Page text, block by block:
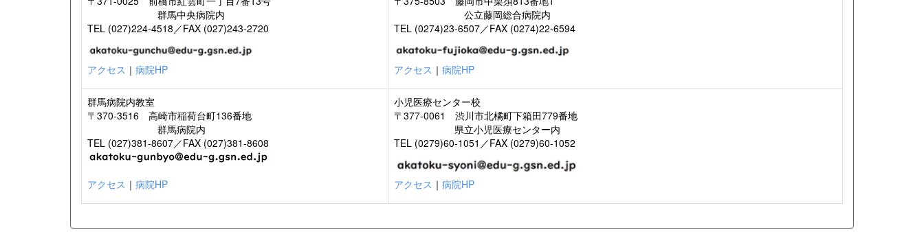
群馬中央病院内
TEL (027)224-4518／FAX (027)243-2720
アクセス ｜ 病院HP
公立藤岡総合病院内
TEL (0274)23-6507／FAX (0274)22-6594
アクセス ｜ 病院HP
群馬病院内教室
〒370-3516 高崎市稲荷台町136番地
群馬病院内
TEL (027)381-8607／FAX (027)381-8608
アクセス ｜ 病院HP
小児医療センター校
〒377-0061 渋川市北橘町下箱田779番地
県立小児医療センター内
TEL (0279)60-1051／FAX (0279)60-1052
アクセス ｜ 病院HP